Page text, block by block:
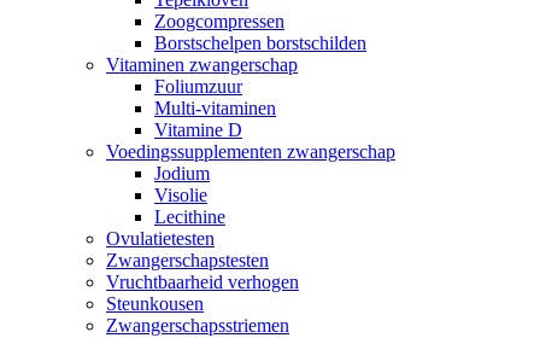
Zoogcompressen
Borstschelpen borstschilden
Vitaminen zwangerschap
Foliumzuur
Multi-vitaminen
Vitamine D
Voedingssupplementen zwangerschap
Jodium
Visolie
Lecithine
Ovulatietesten
Zwangerschapstesten
Vruchtbaarheid verhogen
Steunkousen
Zwangerschapsstriemen